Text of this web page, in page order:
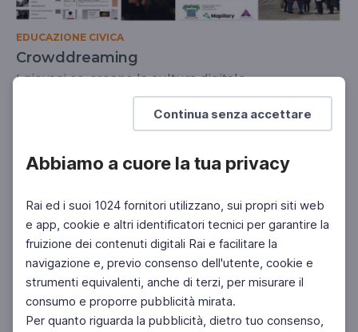
Continua senza accettare
Abbiamo a cuore la tua privacy
Rai ed i suoi 1024 fornitori utilizzano, sui propri siti web
e app, cookie e altri identificatori tecnici per garantire la
fruizione dei contenuti digitali Rai e facilitare la
navigazione e, previo consenso dell'utente, cookie e
strumenti equivalenti, anche di terzi, per misurare il
consumo e proporre pubblicità mirata.
Per quanto riguarda la pubblicità, dietro tuo consenso,
EDUCAZIONE CIVICA
Crowddreaming
I giovani co-creano la cultura digitale